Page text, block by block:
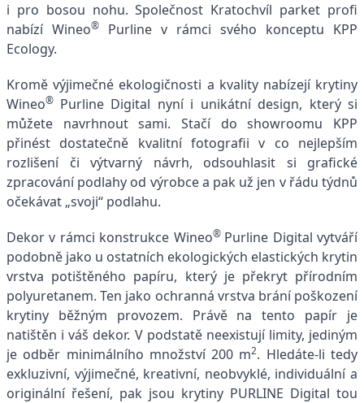
i pro bosou nohu. Společnost Kratochvíl parket profi
nabízí Wineo®
Purline v rámci svého konceptu KPP
Ecology.
Kromě výjimečné ekologičnosti a kvality nabízejí krytiny
Wineo® Purline Digital nyní i unikátní design, který si
můžete navrhnout sami. Stačí do showroomu KPP
přinést dostatečně kvalitní fotografii v co nejlepším
rozlišení či výtvarný návrh, odsouhlasit si grafické
zpracování podlahy od výrobce a pak už jen v řádu týdnů
očekávat „svoji“ podlahu.
Dekor v rámci konstrukce Wineo® Purline Digital vytváří
podobně jako u ostatních ekologických elastických krytin
vrstva potištěného papíru, který je překryt přírodním
polyuretanem. Ten jako ochranná vrstva brání poškození
krytiny běžným provozem. Právě na tento papír je
natištěn i váš dekor. V podstatě neexistují limity, jediným
je odběr minimálního množství 200 m2. Hledáte-li tedy
exkluzivní, výjimečné, kreativní, neobvyklé, individuální a
originální řešení, pak jsou krytiny PURLINE Digital tou